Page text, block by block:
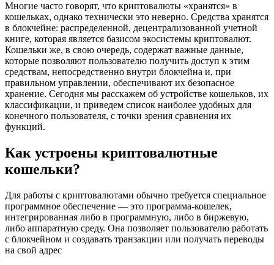
Многие часто говорят, что криптовалюты «хранятся» в
кошельках, однако технически это неверно. Средства хранятся
в блокчейне: распределенной, децентрализованной учетной
книге, которая является базисом экосистемы криптовалют.
Кошельки же, в свою очередь, содержат важные данные,
которые позволяют пользователю получить доступ к этим
средствам, непосредственно внутри блокчейна и, при
правильном управлении, обеспечивают их безопасное
хранение. Сегодня мы расскажем об устройстве кошельков, их
классификации, и приведем список наиболее удобных для
конечного пользователя, с точки зрения сравнения их
функций.
Как устроены криптовалютные
кошельки?
Для работы с криптовалютами обычно требуется специальное
программное обеспечение — это программа-кошелек,
интегрированная либо в программную, либо в биржевую,
либо аппаратную среду. Она позволяет пользователю работать
с блокчейном и создавать транзакции или получать переводы
на свой адрес